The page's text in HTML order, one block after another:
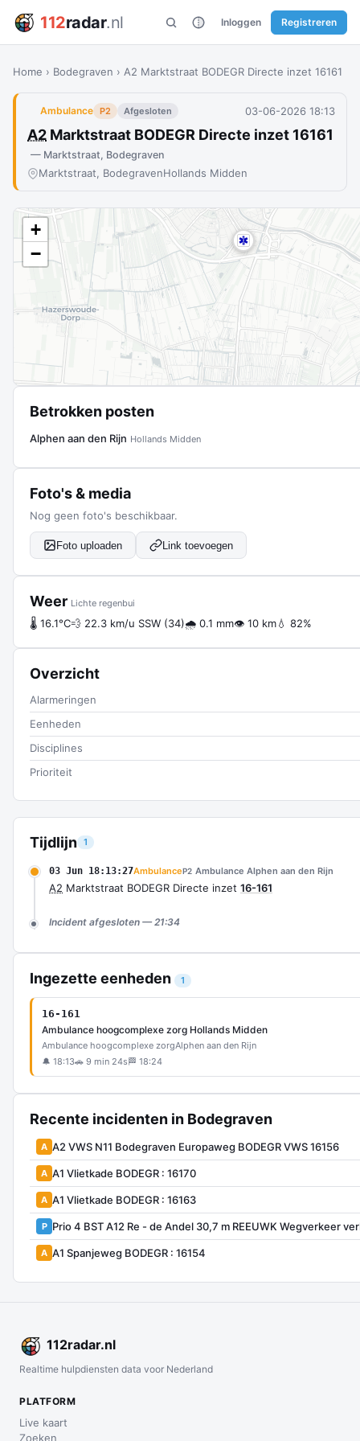
112radar.nl Inloggen Registreren
Home › Bodegraven › A2 Marktstraat BODEGR Directe inzet 16161
Ambulance P2 Afgesloten 03-06-2026 18:13
A2 Marktstraat BODEGR Directe inzet 16161
— Marktstraat, Bodegraven
Marktstraat, BodegravenHollands Midden
Tijdlijn 1
03 Jun 18:13:27AmbulanceP2 Ambulance Alphen aan den Rijn
A2 Marktstraat BODEGR Directe inzet 16-161
Incident afgesloten — 21:34
Ingezette eenheden 1
16-161
Ambulance hoogcomplexe zorg Hollands Midden
Ambulance hoogcomplexe zorgAlphen aan den Rijn
🔔 18:13🚗 9 min 24s 🏁 18:24
Recente incidenten in Bodegraven
A A2 VWS N11 Bodegraven Europaweg BODEGR VWS 16156
A A1 Vlietkade BODEGR : 16170
A A1 Vlietkade BODEGR : 16163
P Prio 4 BST A12 Re - de Andel 30,7 m REEUWK Wegverkeer
A A1 Spanjeweg BODEGR : 16154
+
−
Betrokken posten
Alphen aan den Rijn Hollands Midden
Foto's & media
Nog geen foto's beschikbaar.
Foto uploaden Link toevoegen
Weer Lichte regenbui
🌡 16.1°C💨 22.3 km/u SSW (34)🌧 0.1 mm👁 10 km💧 82%
Overzicht
Alarmeringen
Eenheden
Disciplines
Prioriteit
112radar.nl
Realtime hulpdiensten data voor Nederland
PLATFORM
Live kaart
Zoeken